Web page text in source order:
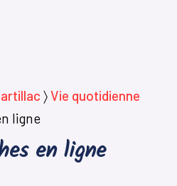
〉Vie quotidienne
ligne
en ligne